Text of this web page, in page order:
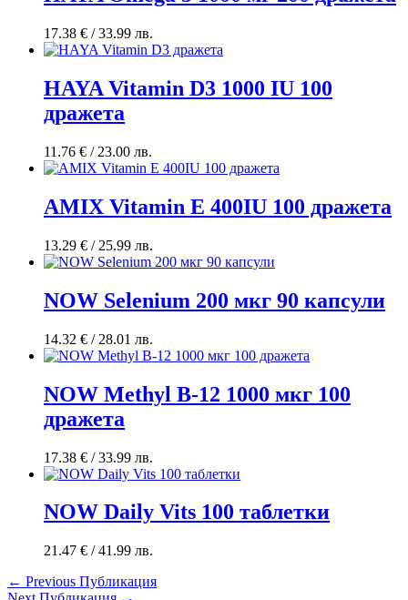
17.38 € / 33.99 лв.
HAYA Vitamin D3 1000 IU 100
дражета
11.76 € / 23.00 лв.
AMIX Vitamin E 400IU 100 дражета
13.29 € / 25.99 лв.
NOW Selenium 200 мкг 90 капсули
14.32 € / 28.01 лв.
NOW Methyl B-12 1000 мкг 100
дражета
17.38 € / 33.99 лв.
NOW Daily Vits 100 таблетки
21.47 € / 41.99 лв.
← Previous Публикация